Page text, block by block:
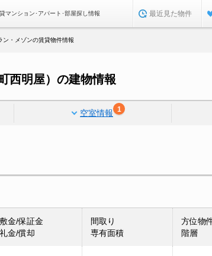
マンション･アパート･部屋探し情報 最近見た物件
ン・メゾンの賃貸物件情報
西明屋）の建物情報
空室情報 1
敷金/保証金
礼金/償却
間取り
専有面積
方位物
階層